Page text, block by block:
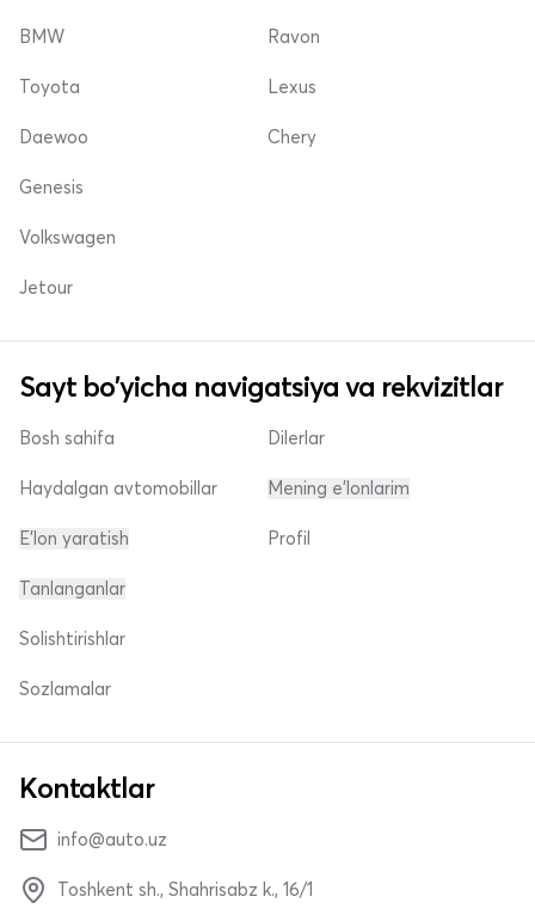
BMW
Toyota
Daewoo
Ravon
Lexus
Chery
Genesis
Volkswagen
Jetour
Sayt bo'yicha navigatsiya va rekvizitlar
Bosh sahifa
Haydalgan avtomobillar
E'lon yaratish
Dilerlar
Mening e'lonlarim
Profil
Tanlanganlar
Solishtirishlar
Sozlamalar
Kontaktlar
info@auto.uz
Toshkent sh., Shahrisabz k., 16/1